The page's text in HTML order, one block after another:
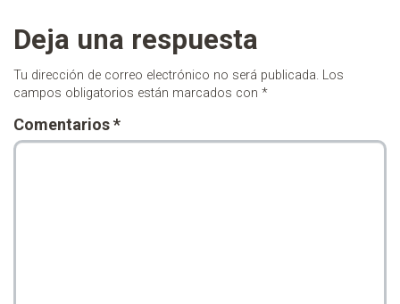
Deja una respuesta
Tu dirección de correo electrónico no será publicada. Los
campos obligatorios están marcados con *
Comentarios*